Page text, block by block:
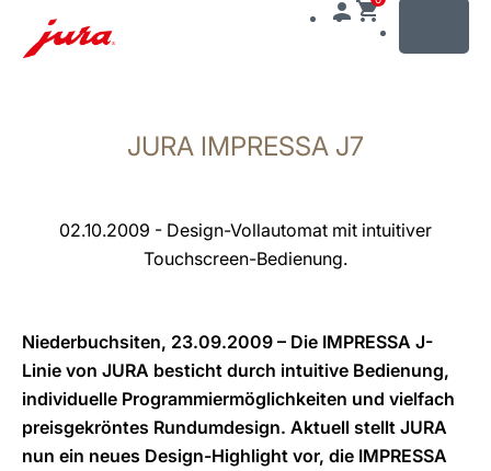
wechseln
JURA IMPRESSA J7
02.10.2009 - Design-Vollautomat mit intuitiver
Touchscreen-Bedienung.
Niederbuchsiten, 23.09.2009 – Die IMPRESSA J-
Linie von JURA besticht durch intuitive Bedienung,
individuelle Programmiermöglichkeiten und vielfach
preisgekröntes Rundumdesign. Aktuell stellt JURA
nun ein neues Design-Highlight vor, die IMPRESSA